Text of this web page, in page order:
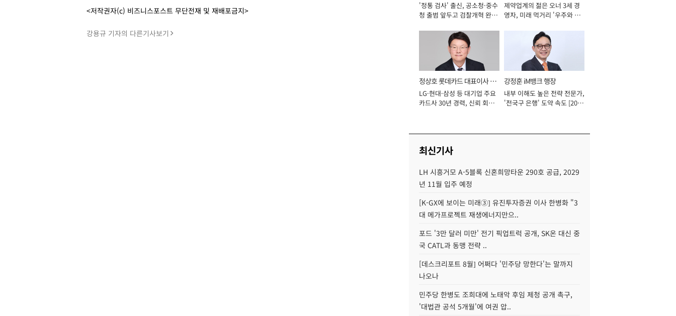
<저작권자(c) 비즈니스포스트 무단전재 및 재배포금지>
강용규 기자의 다른기사보기
서관
'정통 검사' 출신, 공소청·중수
청 출범 앞두고 검찰개혁 완수
표이사 사장
제약업계의 젊은 오너 3세 경
영자, 미래 먹거리 '우주와 헬
정상호 롯데카드 대표이사 사
장
LG·현대·삼성 등 대기업 주요
카드사 30년 경력, 신뢰 회복
강정훈 iM뱅크 행장
내부 이해도 높은 전략 전문가,
'전국구 은행' 도약 속도 [2026
최신기사
LH 시흥거모 A-5블록 신혼희망타운 290호 공급, 2029
년 11월 입주 예정
[K-GX에 보이는 미래③] 유진투자증권 이사 한병화 "3
대 메가프로젝트 재생에너지만으..
포드 '3만 달러 미만' 전기 픽업트럭 공개, SK온 대신 중
국 CATL과 동맹 전략 ..
[데스크리포트 8월] 어쩌다 '민주당 망한다'는 말까지
나오나
민주당 한병도 조희대에 노태악 후임 제청 공개 촉구,
'대법관 공석 5개월'에 여권 압..